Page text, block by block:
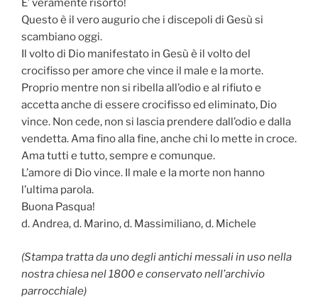
E’ veramente risorto!
Questo è il vero augurio che i discepoli di Gesù si
scambiano oggi.
Il volto di Dio manifestato in Gesù è il volto del
crocifisso per amore che vince il male e la morte.
Proprio mentre non si ribella all’odio e al rifiuto e
accetta anche di essere crocifisso ed elimi­nato, Dio
vince. Non cede, non si lascia prendere dall’odio e dalla
vendetta. Ama fino alla fine, anche chi lo mette in croce.
Ama tutti e tutto, sempre e comunque.
L’amore di Dio vince. Il male e la morte non hanno
l’ultima parola.
Buona Pasqua!
d. Andrea, d. Marino, d. Massimiliano, d. Michele
(Stampa tratta da uno degli antichi messali in uso nella
nostra chiesa nel 1800 e conservato nell’archivio
parrocchiale)